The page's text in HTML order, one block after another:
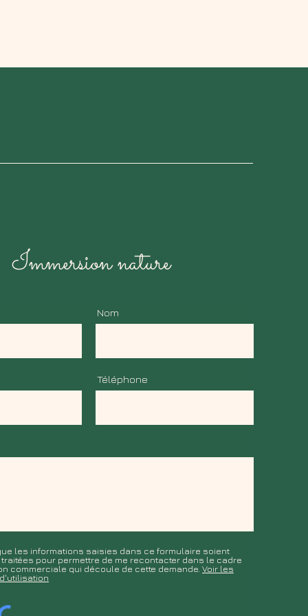
Immersion nature
Nom
Téléphone
les informations saisies dans ce formulaire soient
pour permettre de me recontacter dans le cadre
commerciale qui découle de cette demande. Voir les